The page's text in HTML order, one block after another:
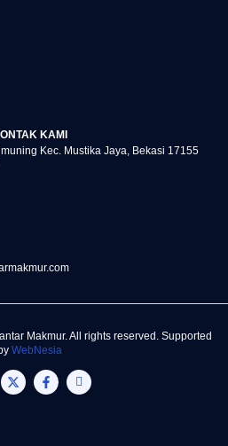
KAMI
Kec. Mustika Jaya, Bekasi 17155
Makmur. All rights reserved. Supported
WebNesia